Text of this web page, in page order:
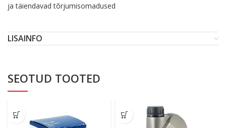
ja täiendavad tõrjumisomadused
LISAINFO
SEOTUD TOOTED